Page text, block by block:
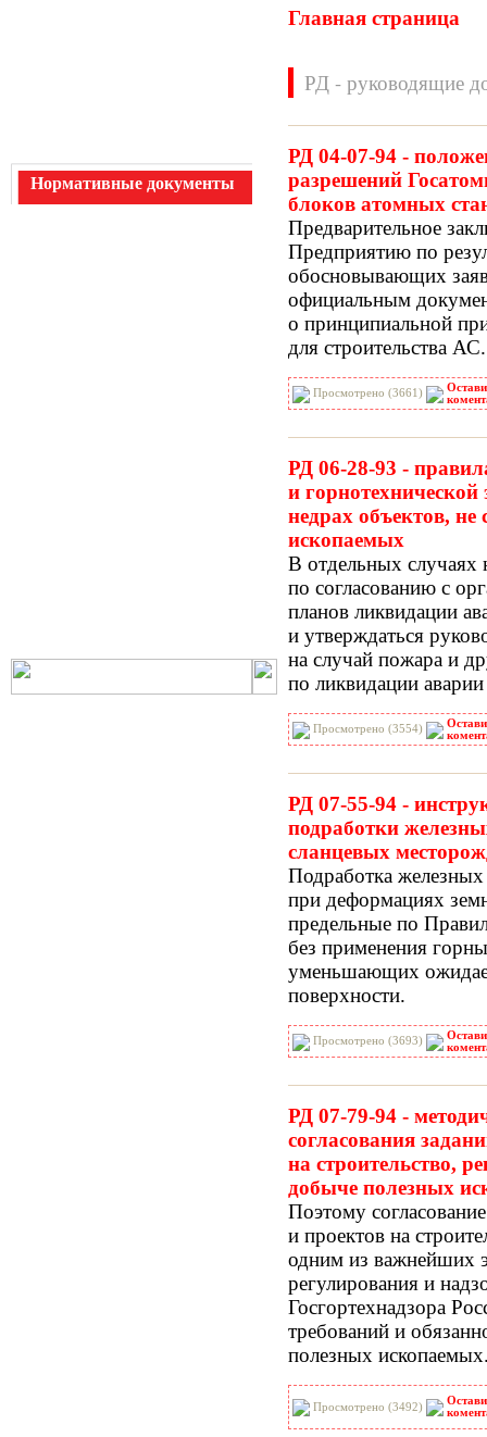
Главная страница
РД - руководящие
РД 04-07-94 -
разрешений
блоков атомных
Предварительное
Предприятию по
обосновывающих
официальным
о принципиальной
для строительства АС.
Просмотрено (3661)
РД 06-28-93 -
и
недрах объектов,
ископаемых
В отдельных случаях
по согласованию с
планов ликвидации
и утверждаться
на случай пожара и
по ликвидации
Просмотрено (3554)
РД 07-55-94 -
подработки
сланцевых
Подработка
при деформациях
предельные по
без применения
уменьшающих
поверхности.
Просмотрено (3693)
РД 07-79-94 -
согласования
на строительство,
добыче полезных
Поэтому
и проектов на
одним из важнейших
регулирования и
Госгортехнадзора
требований и
полезных
Просмотрено (3492)
Нормативные документы